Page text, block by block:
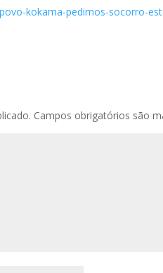
kokama-pedimos-socorro-
Campos obrigatórios são